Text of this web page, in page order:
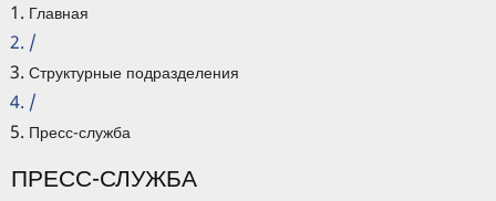
Главная
/
Структурные подразделения
/
Пресс-служба
ПРЕСС-СЛУЖБА